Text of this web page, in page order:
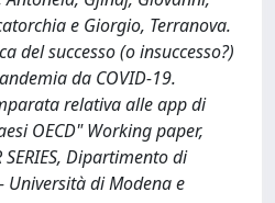
e Giorgio, Terranova.
del successo (o insuccesso?)
da COVID-19.
relativa alle app di
OECD" Working paper,
SERIES, Dipartimento di
Università di Modena e